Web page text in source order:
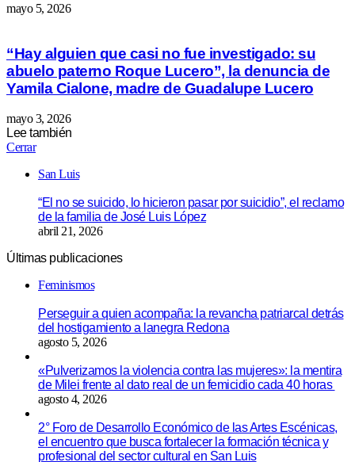
mayo 5, 2026
“Hay alguien que casi no fue investigado: su
abuelo paterno Roque Lucero”, la denuncia de
Yamila Cialone, madre de Guadalupe Lucero
mayo 3, 2026
Lee también
Cerrar
San Luis
“El no se suicido, lo hicieron pasar por suicidio”, el reclamo
de la familia de José Luis López
abril 21, 2026
Últimas publicaciones
Feminismos
Perseguir a quien acompaña: la revancha patriarcal detrás
del hostigamiento a lanegra Redona
agosto 5, 2026
«Pulverizamos la violencia contra las mujeres»: la mentira
de Milei frente al dato real de un femicidio cada 40 horas
agosto 4, 2026
2° Foro de Desarrollo Económico de las Artes Escénicas,
el encuentro que busca fortalecer la formación técnica y
profesional del sector cultural en San Luis